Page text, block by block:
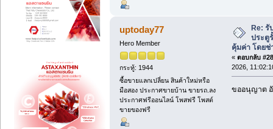
uptoday77
Hero Member
กระทู้: 1944
ซื้อขายแลกเปลี่ยน สินค้าใหม่หรือ
มือสอง ประกาศขายบ้าน ขายรถ.ลง
ประกาศฟรีออนไลน์ โพสฟรี โพสต์
ขายของฟรี
Re: รั
ประตู
คุ้มค่า โดยช่
« ตอบกลับ
2026,
ขออนุญาต